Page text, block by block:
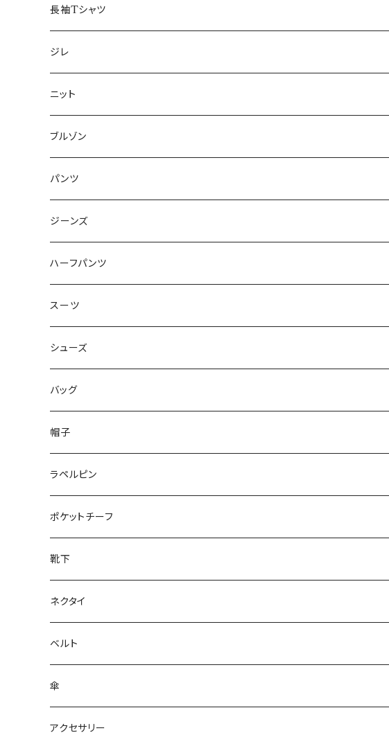
50/XL～
48/L
50/XL～
46/M
48/L
50/XL～
～44/S
46/M
48/L
50/XL～
長袖Tシャツ
～44/S
46/M
48/L
50/XL～
ジレ
～44/S
46/M
48/L
50/XL～
ニット
～44/S
46/M
48/L
50/XL～
ブルゾン
～44/S
46/M
48/L
50/XL～
パンツ
～44/S
46/M
48/L
50/XL～
ジーンズ
～44/S
46/M
48/L
50/XL～
ハーフパンツ
～44/S
46/M
48/L
50/XL～
スーツ
～44/S
46/M
48/L
50/XL～
シューズ
～25.5cm
26cm～
27cm～
28cm～
バッグ
帽子
ラペルピン
ポケットチーフ
靴下
ネクタイ
ベルト
傘
アクセサリー